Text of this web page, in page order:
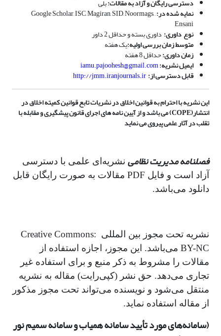
دسترسی رایگان و آزاد به مقالات:بلی
نمایه شده در:Google Scholar, ISC, Magiran, SID, Noormags, ,
Ensani
نوعداوری: داوری بسته و حداقل 2 داور
متوسط زمان بررسی اولیه:یک هفته
زمان داوری:حداقل 8 هفته
ایمیل نشریه:iamu.pajoohesh@gmail.com
قابل دسترسی از:http://jmm.iranjournals.ir
این نشریه با احترام به قوانین اخلاق در نشریات تابع قوانین کمیته اخلاق در
انتشار(COPE) می باشد و از آیین نامه های اجرای قانون پیشگیری و مقابله با
تقلب در آثار علمی پیروی می نماید
فصلنامه مدیریت نظامی نشریه‌ای علمی با دسترسی
آزاد است و فایل PDF مقالات به صورت رایگان قابل
دانلود می‌باشد.
نشریه تحت مجوز بین المللی Creative Commons:
BY-NC می‌باشد. این مجوز، اجازه استفاده از
مقالات را مشروط به ذکر منبع و برای استفاده غیر
تجاری می‌دهد. حق نشر (کپی‌رایت) مقاله به نشریه
منتقل می‌شود و نویسنده می‌تواند تحت مجوز مذکور
از مقاله استفاده نماید.
(سامانه‌های مورد تأیید سامانه همیاب و سامانه سمیم نور